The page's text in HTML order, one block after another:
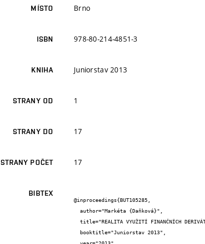
MÍSTO Brno
ISBN 978-80-214-4851-3
KNIHA Juniorstav 2013
STRANY OD 1
STRANY DO 17
STRANY POČET 17
BIBTEX
@inproceedings{BUT105285,